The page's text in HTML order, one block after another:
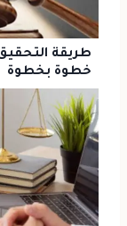
طريقة
خطوة بخطوة